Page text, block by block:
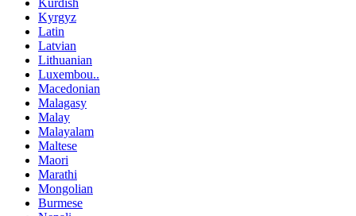
Kurdish
Kyrgyz
Latin
Latvian
Lithuanian
Luxembou..
Macedonian
Malagasy
Malay
Malayalam
Maltese
Maori
Marathi
Mongolian
Burmese